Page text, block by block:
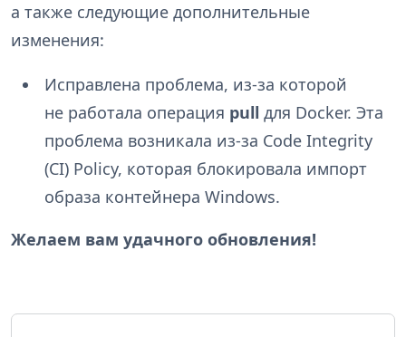
а также следующие дополнительные
изменения:
Исправлена проблема, из-за которой
не работала операция pull для Docker. Эта
проблема возникала из-за Code Integrity
(CI) Policy, которая блокировала импорт
образа контейнера Windows.
Желаем вам удачного обновления!